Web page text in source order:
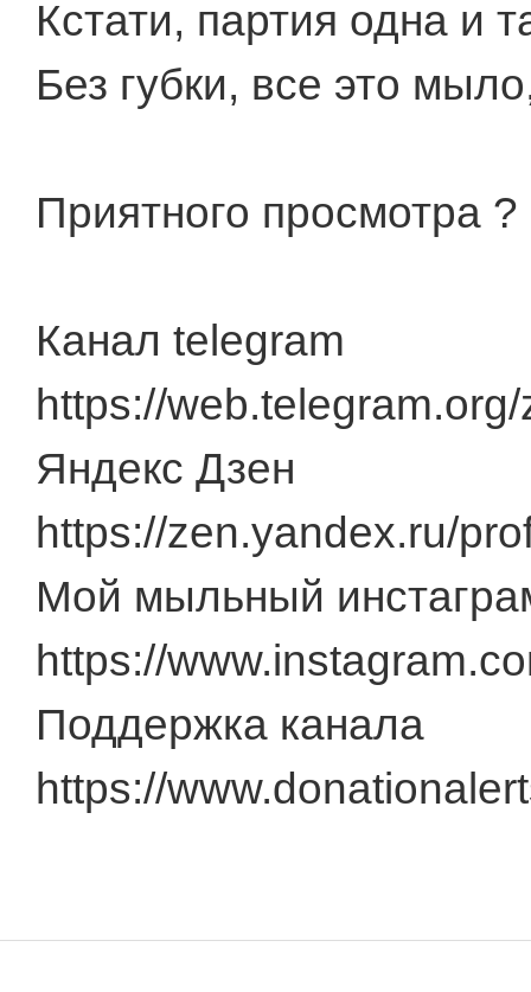
Кстати, партия одна и
Без губки, все это
Приятного просмотра ?
Канал telegram
https://
Яндекс Дзен
https://zen.yandex.ru/
Мой мыльный
https://
Поддержка канала
https://